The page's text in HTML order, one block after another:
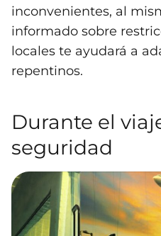
inconvenientes, al
informado sobre
locales te ayudará a
repentinos.
Durante el
seguridad